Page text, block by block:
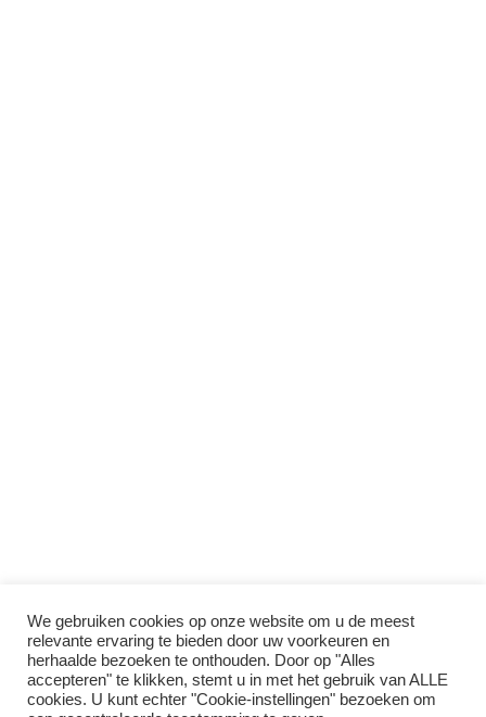
We gebruiken cookies op onze website om u de meest
relevante ervaring te bieden door uw voorkeuren en
herhaalde bezoeken te onthouden. Door op "Alles
accepteren" te klikken, stemt u in met het gebruik van ALLE
cookies. U kunt echter "Cookie-instellingen" bezoeken om